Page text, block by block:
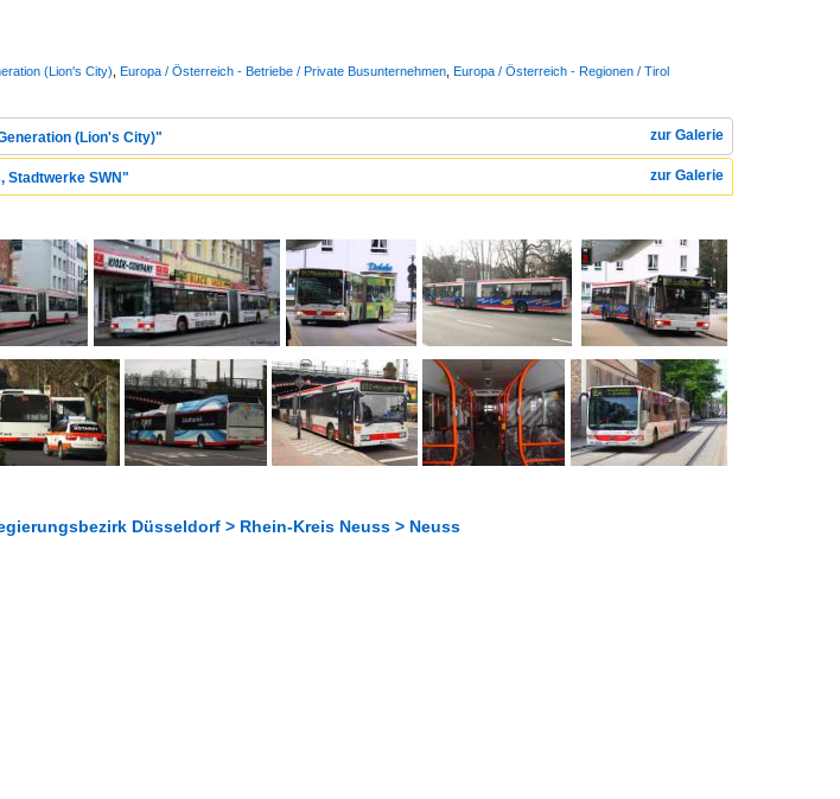
(Lion's City) Europa / Österreich - Betriebe / Private Busunternehmen Europa / Österreich - Regionen / Tirol
zur Galerie
(Lion's City)"
zur Galerie
Stadtwerke SWN"
Düsseldorf > Rhein-Kreis Neuss > Neuss